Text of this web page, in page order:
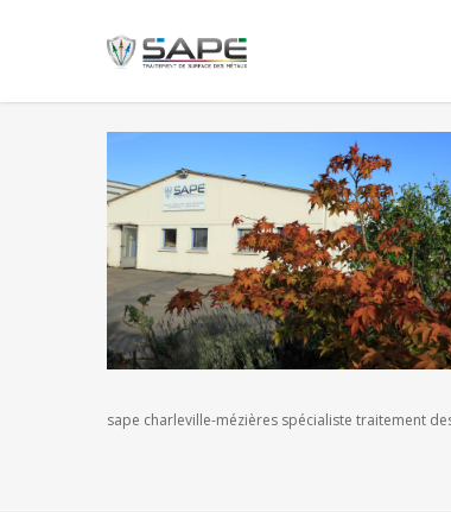
sape charleville-mézières spécialiste traitement